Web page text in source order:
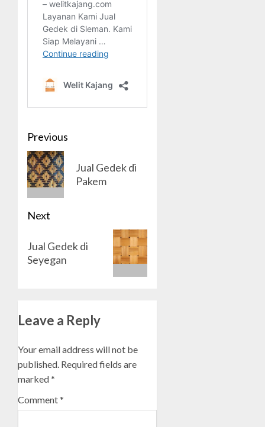
Post
navigation
Previous
Previous
post:
Jual Gedek di
Pakem
Next
post:
Jual Gedek di
Seyegan
Leave a Reply
Your email address will not be
published. Required fields are
marked*
Comment*